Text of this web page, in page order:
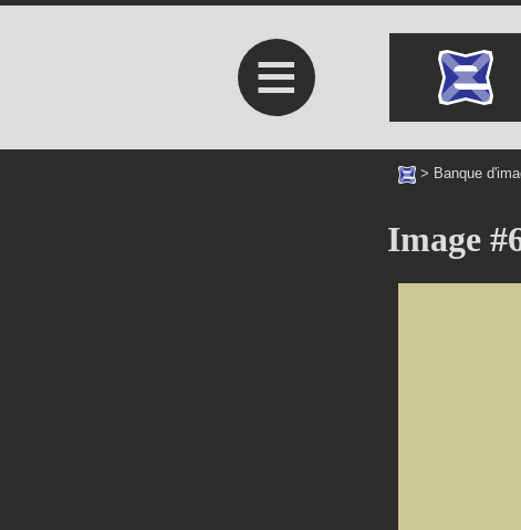
≡
> Banque
Image